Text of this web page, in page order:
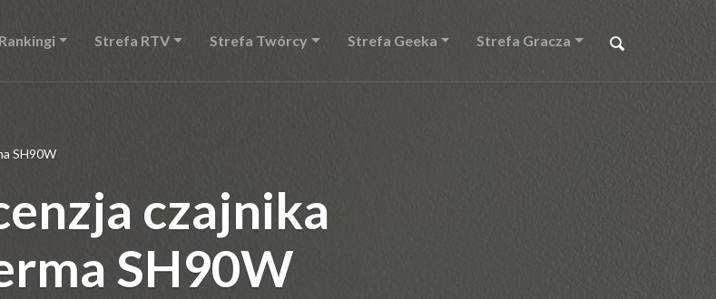
Rankingi Strefa RTV Strefa Twórcy Strefa Geeka Strefa Gracza
SH90W
czajnika
SH90W